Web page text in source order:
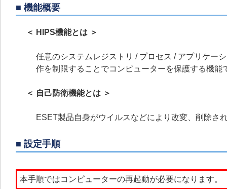
■ 機能概要
＜ HIPS機能とは ＞
任意のシステムレジストリ / プロセス / アプリケー
作を制限することでコンピューターを保護する機能
＜ 自己防衛機能とは ＞
ESET製品自身がウイルスなどにより改変、削除さ
■ 設定手順
本手順ではコンピューターの再起動が必要になります。